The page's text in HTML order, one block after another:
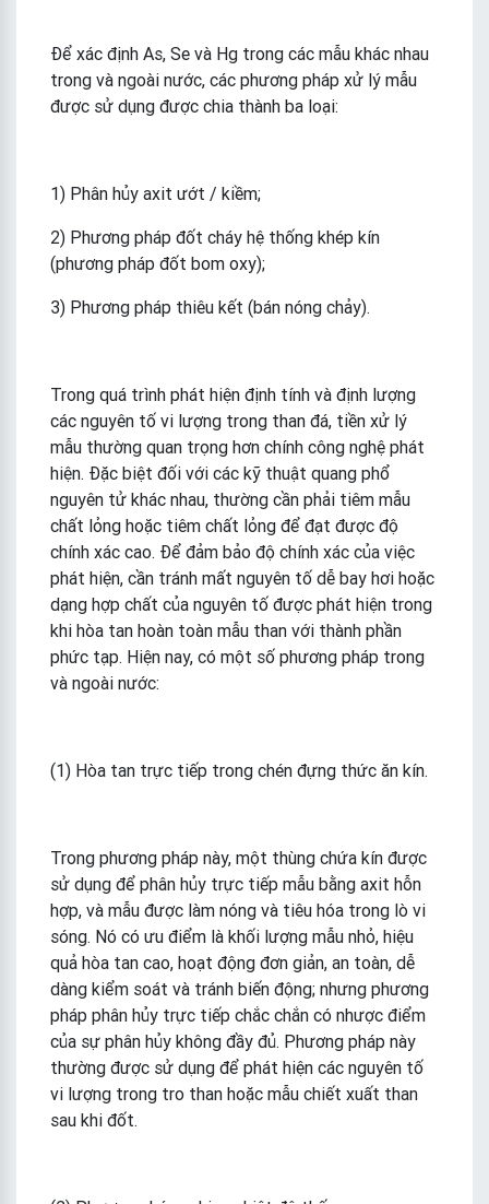
Để xác định As, Se và Hg trong các mẫu khác nhau
trong và ngoài nước, các phương pháp xử lý mẫu
được sử dụng được chia thành ba loại:
1) Phân hủy axit ướt / kiềm;
2) Phương pháp đốt cháy hệ thống khép kín
(phương pháp đốt bom oxy);
3) Phương pháp thiêu kết (bán nóng chảy).
Trong quá trình phát hiện định tính và định lượng
các nguyên tố vi lượng trong than đá, tiền xử lý
mẫu thường quan trọng hơn chính công nghệ phát
hiện. Đặc biệt đối với các kỹ thuật quang phổ
nguyên tử khác nhau, thường cần phải tiêm mẫu
chất lỏng hoặc tiêm chất lỏng để đạt được độ
chính xác cao. Để đảm bảo độ chính xác của việc
phát hiện, cần tránh mất nguyên tố dễ bay hơi hoặc
dạng hợp chất của nguyên tố được phát hiện trong
khi hòa tan hoàn toàn mẫu than với thành phần
phức tạp. Hiện nay, có một số phương pháp trong
và ngoài nước:
(1) Hòa tan trực tiếp trong chén đựng thức ăn kín.
Trong phương pháp này, một thùng chứa kín được
sử dụng để phân hủy trực tiếp mẫu bằng axit hỗn
hợp, và mẫu được làm nóng và tiêu hóa trong lò vi
sóng. Nó có ưu điểm là khối lượng mẫu nhỏ, hiệu
quả hòa tan cao, hoạt động đơn giản, an toàn, dễ
dàng kiểm soát và tránh biến động; nhưng phương
pháp phân hủy trực tiếp chắc chắn có nhược điểm
của sự phân hủy không đầy đủ. Phương pháp này
thường được sử dụng để phát hiện các nguyên tố
vi lượng trong tro than hoặc mẫu chiết xuất than
sau khi đốt.